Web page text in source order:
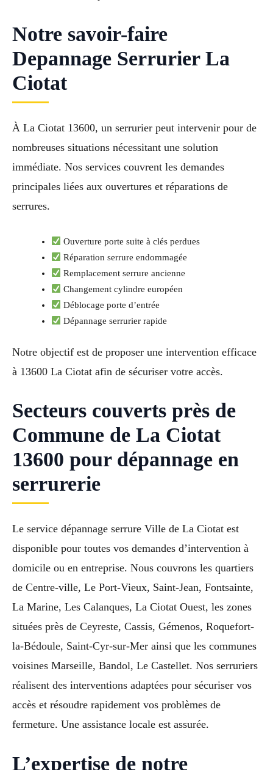
Notre savoir-faire
Depannage Serrurier La
Ciotat
À La Ciotat 13600, un serrurier peut intervenir pour de
nombreuses situations nécessitant une solution
immédiate. Nos services couvrent les demandes
principales liées aux ouvertures et réparations de
serrures.
Ouverture porte suite à clés perdues
Réparation serrure endommagée
Remplacement serrure ancienne
Changement cylindre européen
Déblocage porte d’entrée
Dépannage serrurier rapide
Notre objectif est de proposer une intervention efficace
à 13600 La Ciotat afin de sécuriser votre accès.
Secteurs couverts près de
Commune de La Ciotat
13600 pour dépannage en
serrurerie
Le service dépannage serrure Ville de La Ciotat est
disponible pour toutes vos demandes d’intervention à
domicile ou en entreprise. Nous couvrons les quartiers
de Centre-ville, Le Port-Vieux, Saint-Jean, Fontsainte,
La Marine, Les Calanques, La Ciotat Ouest, les zones
situées près de Ceyreste, Cassis, Gémenos, Roquefort-
la-Bédoule, Saint-Cyr-sur-Mer ainsi que les communes
voisines Marseille, Bandol, Le Castellet. Nos serruriers
réalisent des interventions adaptées pour sécuriser vos
accès et résoudre rapidement vos problèmes de
fermeture. Une assistance locale est assurée.
L’expertise de notre